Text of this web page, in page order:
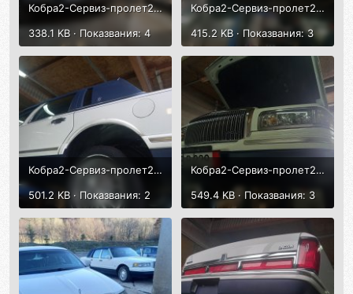
Кобра2-Сервиз-пролет2025-6.jpg
338.1 KB · Показвания: 4
Кобра2-Сервиз-пролет2025-8.jpg
415.2 KB · Показвания: 3
Кобра2-Сервиз-пролет2025-9.jpg
501.2 KB · Показвания: 2
Кобра2-Сервиз-пролет2025-10.jpg
549.4 KB · Показвания: 3